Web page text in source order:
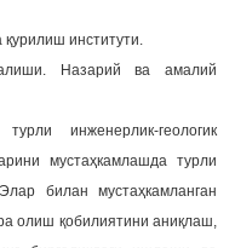
қурилиш институти.
Назарий ва амалий
инженерлик-геологик
мустаҳкамлашда турли
билан мустаҳкамланган
олиш қобилиятини аниқлаш,